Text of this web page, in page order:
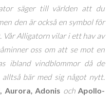
säger till världen att du
den är också en symbol för
Alligatorn vilar i ett hav av
oss om att se mot en
ibland vindblommor då de
alltså bär med sig något nytt.
Aurora, Adonis ochApollo-